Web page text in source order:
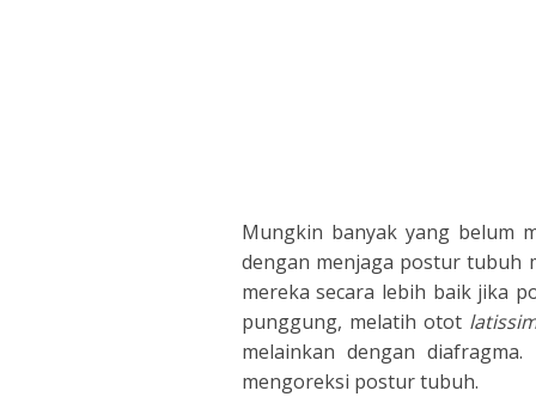
SPANISH
SWAHILI
TAGALOG
Mungkin banyak yang belum
dengan menjaga postur tubuh
mereka secara lebih baik jika
punggung, melatih otot
melainkan dengan
mengoreksi postur tubuh.